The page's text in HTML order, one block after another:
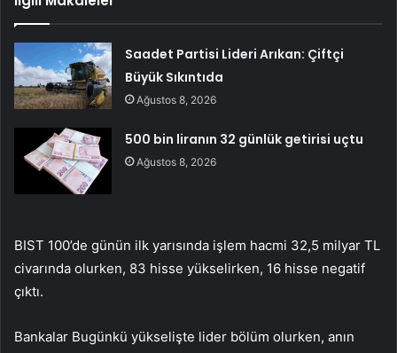
Saadet Partisi Lideri Arıkan: Çiftçi
Büyük Sıkıntıda
Ağustos 8, 2026
500 bin liranın 32 günlük getirisi uçtu
Ağustos 8, 2026
BIST 100’de günün ilk yarısında işlem hacmi 32,5 milyar TL
civarında olurken, 83 hisse yükselirken, 16 hisse negatif
çıktı.
Bankalar Bugünkü yükselişte lider bölüm olurken, anın